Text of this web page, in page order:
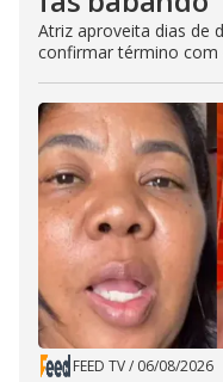
Atriz aproveita dias de
confirmar término com
FEED TV/ 06/08/2026